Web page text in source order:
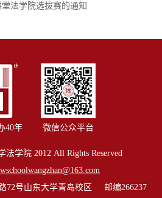
法学院选拔赛的通知
40年 微信公众平台
法学院 2012 All Rights Reserved
72号山东大学青岛校区 邮编266237